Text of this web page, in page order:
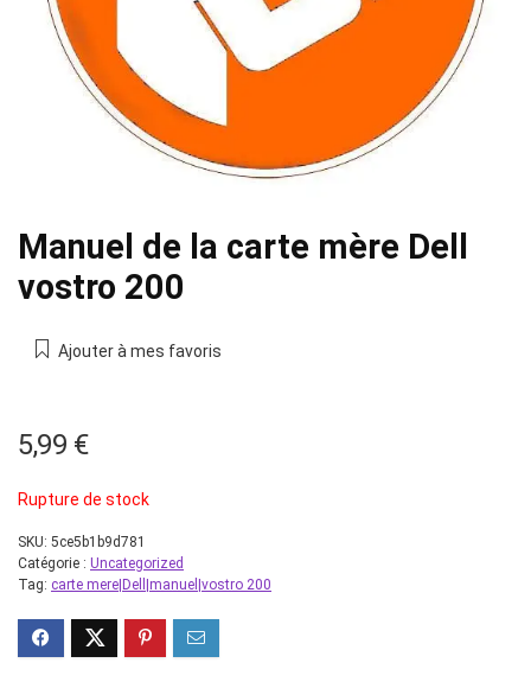
Manuel de la carte mère Dell
vostro 200
Ajouter à mes favoris
5,99 €
Rupture de stock
SKU: 5ce5b1b9d781
Catégorie : Uncategorized
Tag: carte mere|Dell|manuel|vostro 200